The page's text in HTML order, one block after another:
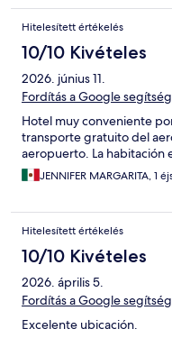
Hitelesített értékelés
10/10 Kivételes
2026. június 11.
Fordítás a Google
Hotel muy conveniente
transporte gratuito del
aeropuerto. La habitación
JENNIFER MARGARITA, 1
Hitelesített értékelés
10/10 Kivételes
2026. április 5.
Fordítás a Google
Excelente ubicación.